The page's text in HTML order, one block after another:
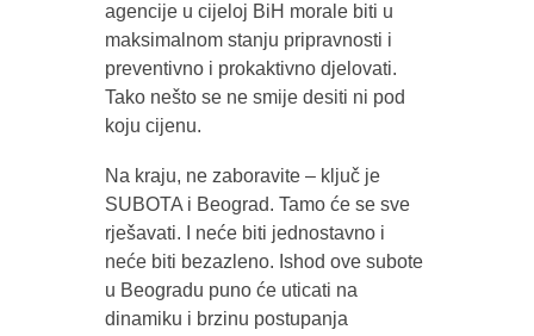
agencije u cijeloj BiH morale biti u
maksimalnom stanju pripravnosti i
preventivno i prokaktivno djelovati.
Tako nešto se ne smije desiti ni pod
koju cijenu.
Na kraju, ne zaboravite – ključ je
SUBOTA i Beograd. Tamo će se sve
rješavati. I neće biti jednostavno i
neće biti bezazleno. Ishod ove subote
u Beogradu puno će uticati na
dinamiku i brzinu postupanja